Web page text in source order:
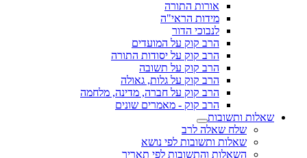
אורות התורה
מידות הראי"ה
לנבוכי הדור
הרב קוק על המועדים
הרב קוק על יסודות התורה
הרב קוק על תשובה
הרב קוק על גלות, גאולה
הרב קוק על חברה, מדינה, מלחמה
הרב קוק - מאמרים שונים
שאלות ותשובות
שלח שאלה לרב
שאלות ותשובות לפי נושא
השאלות והתשובות לפי תאריך